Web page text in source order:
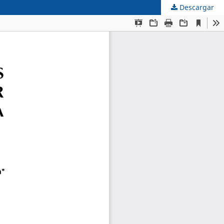
Descargar